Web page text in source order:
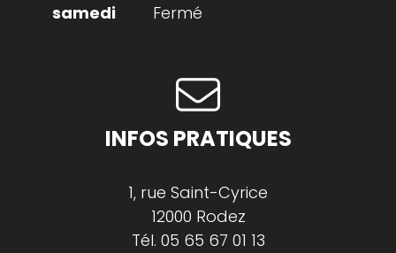
Fermé
INFOS PRATIQUES
1, rue Saint-Cyrice
12000 Rodez
Tél. 05 65 67 01 13